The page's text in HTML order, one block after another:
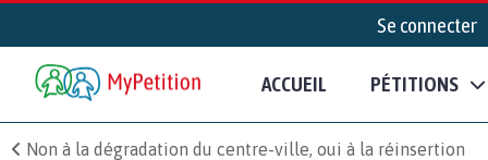
Se connecter
ACCUEIL PÉTITIONS
Non à la dégradation du centre-ville, oui à la réinsertion